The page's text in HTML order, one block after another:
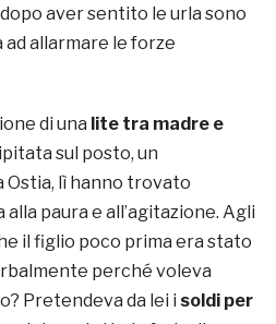
aver sentito le urla sono
ad allarmare le forze
di una lite tra madre e
sul posto, un
lì hanno trovato
alla paura e all’agitazione. Agli
il figlio poco prima era stato
perché voleva
Pretendeva da lei i soldi per